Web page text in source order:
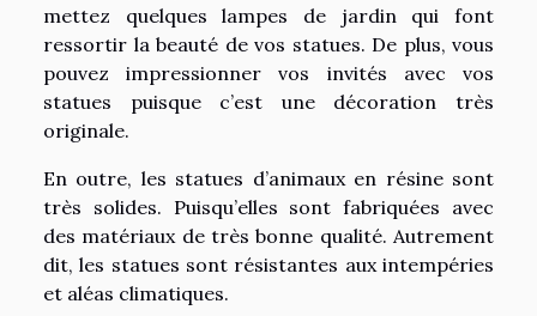
mettez quelques lampes de jardin qui font
ressortir la beauté de vos statues. De plus, vous
pouvez impressionner vos invités avec vos
statues puisque c’est une décoration très
originale.
En outre, les statues d’animaux en résine sont
très solides. Puisqu’elles sont fabriquées avec
des matériaux de très bonne qualité. Autrement
dit, les statues sont résistantes aux intempéries
et aléas climatiques.